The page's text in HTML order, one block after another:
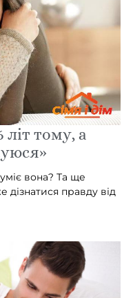
тому, а
вона? Та ще
правду від